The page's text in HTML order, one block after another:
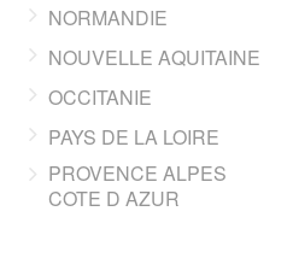
NORMANDIE
NOUVELLE AQUITAINE
OCCITANIE
PAYS DE LA LOIRE
PROVENCE ALPES
COTE D AZUR